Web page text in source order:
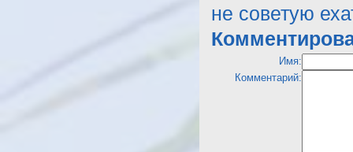
не советую
Имя:
Комментарий: